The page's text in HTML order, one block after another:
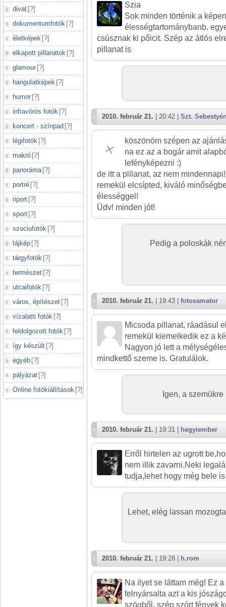
divat [?]
dokumentumfotók [?]
életképek [?]
elkapott pillanatok [?]
glamour [?]
hangulatképek [?]
humor [?]
infravörös fotók [?]
koncert - színpad [?]
légifotók [?]
makró [?]
panoráma [?]
portré [?]
riport [?]
sport [?]
szociofotók [?]
tájkép [?]
tárgyfotók [?]
természet [?]
utcaifotók [?]
város, építészet [?]
vízalatti fotók [?]
feldolgozott fotók [?]
így készült [?]
egyéb [?]
pályázat [?]
Online fotókiállítások [?]
Szia
Sok minden történik a
élességtartománybanb.
csúsznak ki pőicit. Szép az átlós
pillanat is
2010. február 21. | 20:42 | Szt.
köszönöm szépen az
na ez az a bogár amit
lefényképezni :)
de itt a pillanat, az nem mindennapi!
remekül elcsípted, kiváló
élességgel!
Üdv! minden jót!
Pedig a poloskák
2010. február 21. | 19:43 | fotosamator
Micsoda pillanat, ráadásul
remekül kiemelkedik ez a
Nagyon jó lett a
mindkettő szeme is. Gratulálok.
Igen, a
2010. február 21. | 19:31 | hegyiember
Erről hirtelen az ugrott
nem illik zavarni.Neki
tudja,lehet hogy még bele
Lehet, elég lassan
2010. február 21. | 19:28 | h.rom
Na ilyet se láttam még! Ez
felnyársalta azt a kis
szögből, szép szórt fények